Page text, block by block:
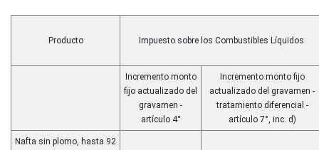
Producto Impuesto sobre los Combustibles Líquidos
Incremento monto
fijo actualizado del
gravamen -
artículo 4°
Incremento monto fijo
actualizado del gravamen -
tratamiento diferencial -
artículo 7°, inc. d)
Nafta sin plomo, hasta 92